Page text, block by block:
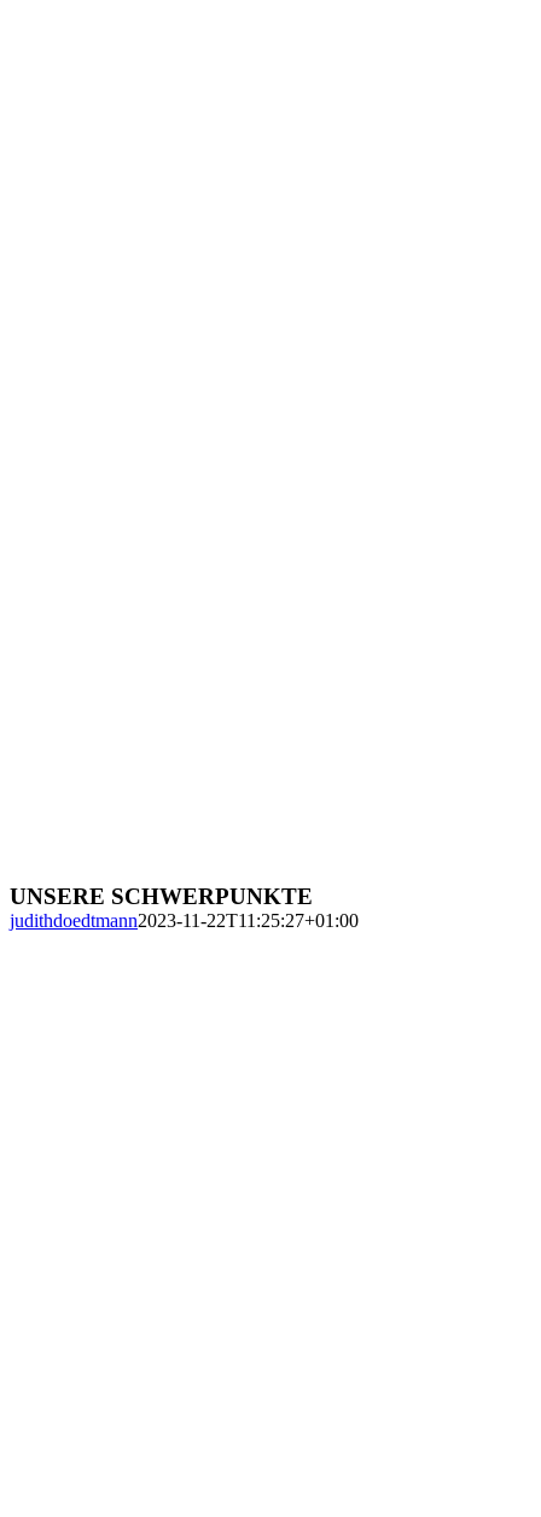
UNSERE SCHWERPUNKTE
judithdoedtmann2023-11-22T11:25:27+01:00